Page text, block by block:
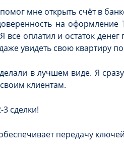
мне открыть счёт в
на оформление
оплатил и остаток денег
увидеть свою квартиру
в лучшем виде. Я
клиентам.
сделки!
передачу